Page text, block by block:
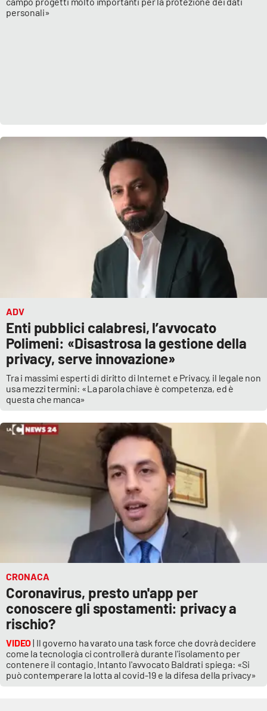
personali»
ADV
Enti pubblici calabresi, l’avvocato
Polimeni: «Disastrosa la gestione della
privacy, serve innovazione»
Tra i massimi esperti di diritto di Internet e Privacy, il legale non
usa mezzi termini: «La parola chiave è competenza, ed è
questa che manca»
CRONACA
Coronavirus, presto un'app per
conoscere gli spostamenti: privacy a
rischio?
VIDEO| Il governo ha varato una task force che dovrà decidere
come la tecnologia ci controllerà durante l'isolamento per
contenere il contagio. Intanto l'avvocato Baldrati spiega: «Si
può contemperare la lotta al covid-19 e la difesa della privacy»